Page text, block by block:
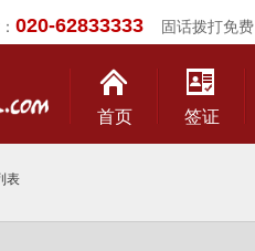
020-62833333固话拨打免费
首页 签证
表